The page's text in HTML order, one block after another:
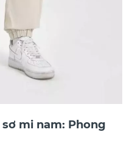
mi nam: Phong